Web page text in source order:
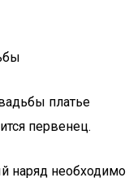
платье
первенец.
наряд необходимо